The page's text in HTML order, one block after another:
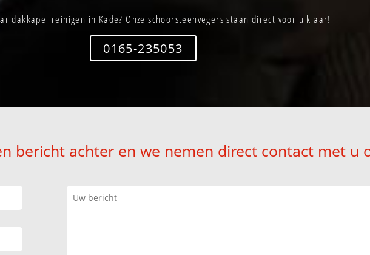
dakkapel reinigen in Kade? Onze schoorsteenvegers staan direct voor u klaar!
0165-235053
bericht achter en we nemen direct contact met u